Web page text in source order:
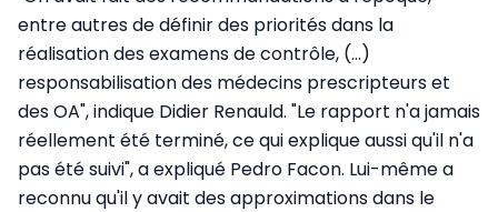
entre autres de définir des priorités dans la
réalisation des examens de contrôle, (...)
responsabilisation des médecins prescripteurs et
des OA", indique Didier Renauld. "Le rapport n'a jamais
réellement été terminé, ce qui explique aussi qu'il n'a
pas été suivi", a expliqué Pedro Facon. Lui-même a
reconnu qu'il y avait des approximations dans le